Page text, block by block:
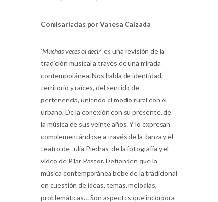
Comisariadas por Vanesa Calzada
‘Muchas veces oí decir’es una revisión de la
tradición musical a través de una mirada
contemporánea. Nos habla de identidad,
territorio y raíces, del sentido de
pertenencia, uniendo el medio rural con el
urbano. De la conexión con su presente, de
la música de sus veinte años. Y lo expresan
complementándose a través de la danza y el
teatro de Julia Piedras, de la fotografía y el
vídeo de Pilar Pastor. Defienden que la
música contemporánea bebe de la tradicional
en cuestión de ideas, temas, melodías,
problemáticas… Son aspectos que incorpora